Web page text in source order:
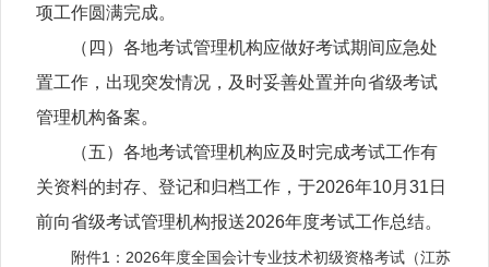
项工作圆满完成。
（四）各地考试管理机构应做好考试期间应急处
置工作，出现突发情况，及时妥善处置并向省级考试
管理机构备案。
（五）各地考试管理机构应及时完成考试工作有
关资料的封存、登记和归档工作，于2026年10月31日
前向省级考试管理机构报送2026年度考试工作总结。
附件1：2026年度全国会计专业技术初级资格考试（江苏